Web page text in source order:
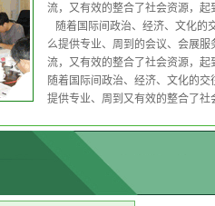
流，又有效的整合了社会资源，
随着国际间政治、经济、文化的
么提供专业、周到的会议、会展
流，又有效的整合了社会资源，
随着国际间政治、经济、文化的
提供专业、周到又有效的整合了